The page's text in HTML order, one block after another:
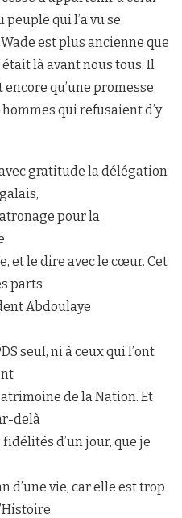
peuple qui l’a vu se
est plus ancienne que
là avant nous tous. Il
qu’une promesse
qui refusaient d’y
gratitude la délégation
pour la
et le dire avec le cœur. Cet
parts
Abdoulaye
seul, ni à ceux qui l’ont
de la Nation. Et
delà
d’un jour, que je
d’une vie, car elle est trop